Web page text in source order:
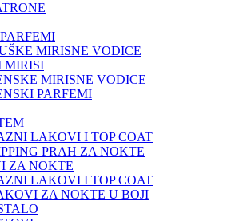
MIRISNE VODICE
MIRISI
MIRISNE VODICE
PARFEMI
LAKOVI I TOP COAT
PRAH ZA NOKTE
ZA NOKTE
LAKOVI I TOP COAT
ZA NOKTE U BOJI